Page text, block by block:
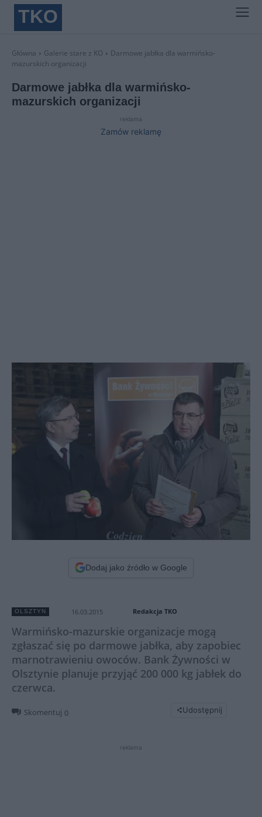
TKO
Główna Galerie stare z KO
Darmowe jabłka dla warmińsko-
mazurskich organizacji
Darmowe jabłka dla warmińsko-
mazurskich organizacji
reklama
Zamów reklamę
Dodaj jako źródło w Google
OLSZTYN 16.03.2015 Redakcja TKO
Warmińsko-mazurskie organizacje mogą
zgłaszać się po darmowe jabłka, aby zapobiec
marnotrawieniu owoców. Bank Żywności w
Olsztynie planuje przyjąć 200 000 kg jabłek do
czerwca.
Skomentuj 0 Udostępnij
reklama